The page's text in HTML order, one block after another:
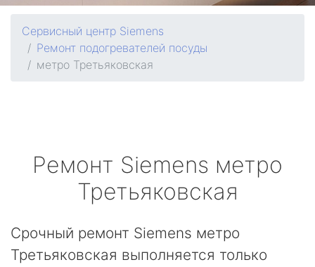
Сервисный центр Siemens
Ремонт подогревателей посуды
метро Третьяковская
Ремонт Siemens метро
Третьяковская
Срочный ремонт Siemens метро
Третьяковская выполняется только